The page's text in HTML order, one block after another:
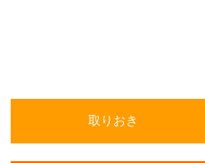
取りおき